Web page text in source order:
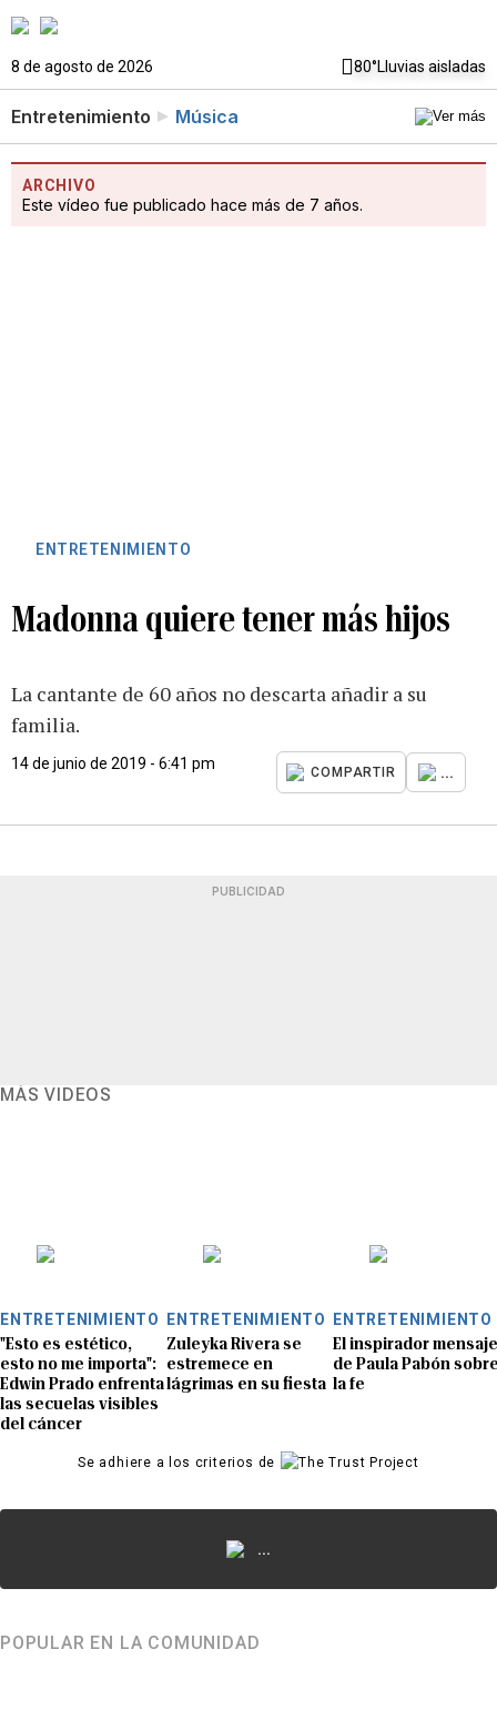
8 de agosto de 2026 80°Lluvias aisladas
Entretenimiento Música
ARCHIVO
Este vídeo fue publicado hace más de 7 años.
ENTRETENIMIENTO
Madonna quiere tener más hijos
La cantante de 60 años no descarta añadir a su
familia.
14 de junio de 2019 - 6:41 pm
COMPARTIR ...
PUBLICIDAD
MÁS VIDEOS
ENTRETENIMIENTO
"Esto es estético,
esto no me importa":
Edwin Prado enfrenta
las secuelas visibles
del cáncer
ENTRETENIMIENTO
Zuleyka Rivera se
estremece en
lágrimas en su fiesta
ENTRETENIMIENTO
El inspirador mensaje
de Paula Pabón
la fe
Se adhiere a los criterios de
...
POPULAR EN LA COMUNIDAD